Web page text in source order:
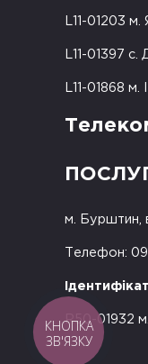
L11-01203
L11-01397
L11-01868 м.
м. Бурштин,
Телефон:
R50-01932
КНОПКА
ЗВ'ЯЗКУ